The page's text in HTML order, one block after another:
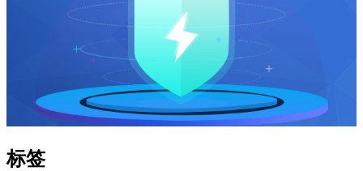
标签